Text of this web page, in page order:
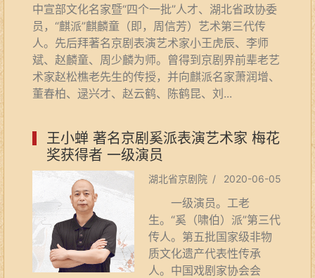
中宣部文化名家暨“四个一批”人才、湖北省政协委
员，“麒派”麒麟童（即，周信芳）艺术第三代传
人。先后拜著名京剧表演艺术家小王虎辰、李师
斌、赵麟童、周少麟为师。曾得到京剧界前辈老艺
术家赵松樵老先生的传授，并向麒派名家萧润增、
董春柏、逯兴才、赵云鹤、陈鹤昆、刘...
王小蝉 著名京剧奚派表演艺术家 梅花
奖获得者 一级演员
湖北省京剧院 / 2020-06-05
一级演员。工老
生。“奚（啸伯）派”第三代
传人。第五批国家级非物
质文化遗产代表性传承
人。中国戏剧家协会会